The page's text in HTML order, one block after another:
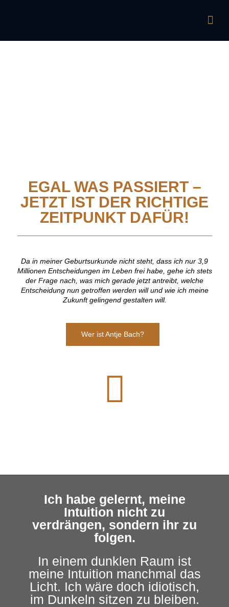
EGAL WAS PASSIERT –
JETZT IST DER RICHTIGE
ZEITPUNKT DAFÜR!
Da in meiner Geburtsurkunde nicht steht, dass ich nur 3,9
Millionen Entscheidungen im Leben frei habe, gehe ich stets
der Frage nach, was mich gerade jetzt antreibt, welche
Entscheidung nun getroffen werden will und wie ich meine
Zukunft gelingend gestalten will.
Wer ist Antje Bach?
Ich habe gelernt, meine
Intuition nicht zu
verdrängen, sondern ihr zu
folgen.
In einem dunklen Raum ist
meine Intuition manchmal das
Licht. Ich wäre doch idiotisch,
im Dunkeln sitzen zu bleiben.